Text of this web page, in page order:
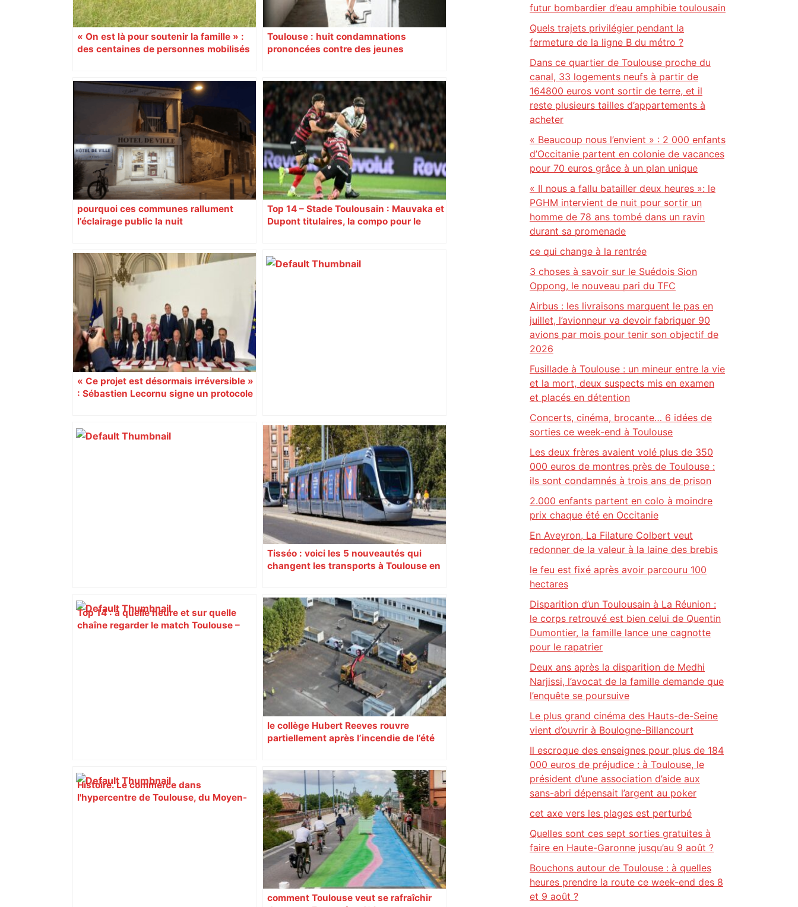
« On est là pour soutenir la famille » :
des centaines de personnes mobilisés
Toulouse : huit condamnations
prononcées contre des jeunes
pourquoi ces communes rallument
l’éclairage public la nuit
Top 14 – Stade Toulousain : Mauvaka et
Dupont titulaires, la compo pour le
« Ce projet est désormais irréversible »
: Sébastien Lecornu signe un protocole
Toulouse. Concerts, sport, soirées… Les
Halles de la Cartoucherie dévoilent leur
programme de l’été – Actu.fr
Top 14 : à quelle heure et sur quelle
chaîne regarder le match Toulouse –
Tisséo : voici les 5 nouveautés qui
changent les transports à Toulouse en
Histoire. Le commerce dans
l'hypercentre de Toulouse, du Moyen-
le collège Hubert Reeves rouvre
partiellement après l’incendie de l’été
comment Toulouse veut se rafraîchir
futur bombardier d’eau amphibie toulousain
Quels trajets privilégier pendant la
fermeture de la ligne B du métro ?
Dans ce quartier de Toulouse proche du
canal, 33 logements neufs à partir de
164800 euros vont sortir de terre, et il
reste plusieurs tailles d’appartements à
acheter
« Beaucoup nous l’envient » : 2 000 enfants
d’Occitanie partent en colonie de vacances
pour 70 euros grâce à un plan unique
« Il nous a fallu batailler deux heures »: le
PGHM intervient de nuit pour sortir un
homme de 78 ans tombé dans un ravin
durant sa promenade
ce qui change à la rentrée
3 choses à savoir sur le Suédois Sion
Oppong, le nouveau pari du TFC
Airbus : les livraisons marquent le pas en
juillet, l’avionneur va devoir fabriquer 90
avions par mois pour tenir son objectif de
2026
Fusillade à Toulouse : un mineur entre la vie
et la mort, deux suspects mis en examen
et placés en détention
Concerts, cinéma, brocante… 6 idées de
sorties ce week-end à Toulouse
Les deux frères avaient volé plus de 350
000 euros de montres près de Toulouse :
ils sont condamnés à trois ans de prison
2.000 enfants partent en colo à moindre
prix chaque été en Occitanie
En Aveyron, La Filature Colbert veut
redonner de la valeur à la laine des brebis
le feu est fixé après avoir parcouru 100
hectares
Disparition d’un Toulousain à La Réunion :
le corps retrouvé est bien celui de Quentin
Dumontier, la famille lance une cagnotte
pour le rapatrier
Deux ans après la disparition de Medhi
Narjissi, l’avocat de la famille demande que
l’enquête se poursuive
Le plus grand cinéma des Hauts-de-Seine
vient d’ouvrir à Boulogne-Billancourt
Il escroque des enseignes pour plus de 184
000 euros de préjudice : à Toulouse, le
président d’une association d’aide aux
sans-abri dépensait l’argent au poker
cet axe vers les plages est perturbé
Quelles sont ces sept sorties gratuites à
faire en Haute-Garonne jusqu’au 9 août ?
Bouchons autour de Toulouse : à quelles
heures prendre la route ce week-end des 8
et 9 août ?